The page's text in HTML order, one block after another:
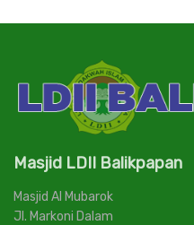
Masjid LDII Balikpapan
Masjid Al Mubarok
Jl. Markoni Dalam